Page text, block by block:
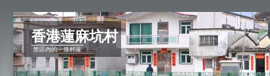
香港蓮麻坑村
禁區內的一條村落